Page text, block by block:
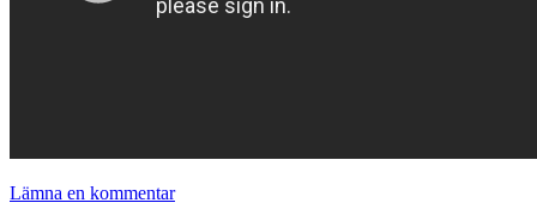
Lämna en kommentar